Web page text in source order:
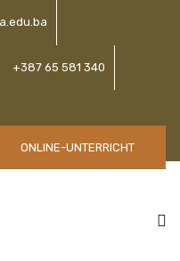
+387 65 581 340
ONLINE-UNTERRICHT